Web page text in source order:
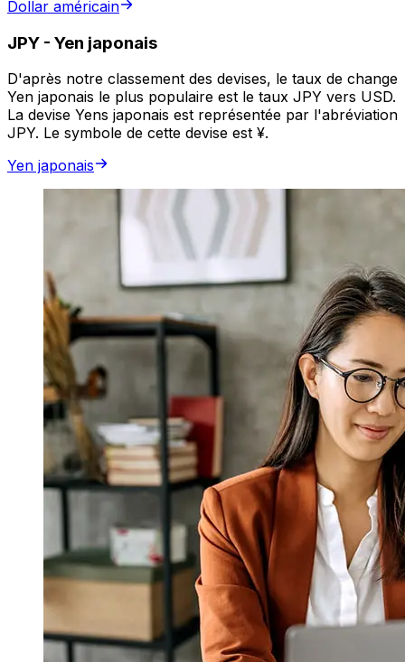
Dollar américain
JPY - Yen japonais
D'après notre classement des devises, le taux de change
Yen japonais le plus populaire est le taux JPY vers USD.
La devise Yens japonais est représentée par l'abréviation
JPY. Le symbole de cette devise est ¥.
Yen japonais